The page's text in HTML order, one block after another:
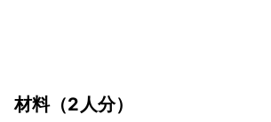
材料（2人分）